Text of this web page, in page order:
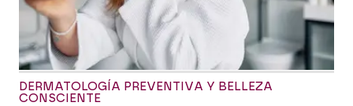
DERMATOLOGÍA PREVENTIVA Y BELLEZA
CONSCIENTE